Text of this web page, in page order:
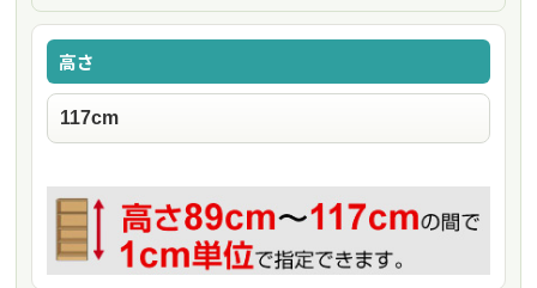
高さ